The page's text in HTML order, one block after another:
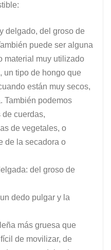
delgado, del groso de
puede ser alguna
material muy utilizado
un tipo de hongo que
están muy secos,
También podemos
cuerdas,
de vegetales, o
de la secadora o
del groso de
dedo pulgar y la
más gruesa que
de movilizar, de